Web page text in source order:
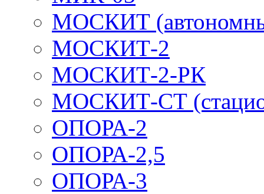
МОСКИТ
МОСКИТ-2
МОСКИТ-2-РК
МОСКИТ-СТ
ОПОРА-2
ОПОРА-2,5
ОПОРА-3